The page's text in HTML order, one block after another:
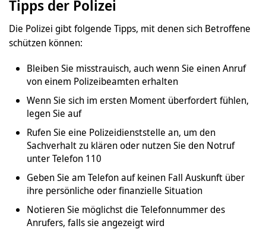
Tipps der Polizei
Die Polizei gibt folgende Tipps, mit denen sich Betroffene
schützen können:
Bleiben Sie misstrauisch, auch wenn Sie einen Anruf
von einem Polizeibeamten erhalten
Wenn Sie sich im ersten Moment überfordert fühlen,
legen Sie auf
Rufen Sie eine Polizeidienststelle an, um den
Sachverhalt zu klären oder nutzen Sie den Notruf
unter Telefon 110
Geben Sie am Telefon auf keinen Fall Auskunft über
ihre persönliche oder finanzielle Situation
Notieren Sie möglichst die Telefonnummer des
Anrufers, falls sie angezeigt wird